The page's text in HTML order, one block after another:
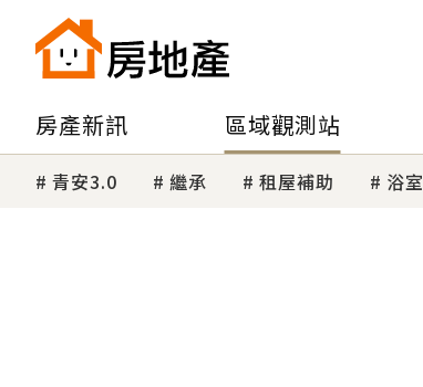
房產新訊 區域觀測站
青安3.0 繼承 租屋補助 浴室